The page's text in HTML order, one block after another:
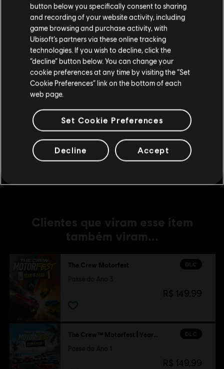
Passe do Ano 1
R$ 149,99
The Crew Motorfest
Pacote de Carros JDM
R$ 34,99
DLC
Pacote Drift
R$ 24,99
Clientes que viram esse item
também viram...
DLC
The Crew Motorfest
R$ 149,99
DLC
R$ 149,99
Visite nossa Store local para fazer sua compra.
Fique na Store atual
Mudar para a loja do país Portugal
button below you specifically consent to sharing
and recording of your website activity, including
game browsing and purchase activity, with
Ubisoft’s partners via these online tracking
technologies. If you wish to decline, click the
“decline” button below. You can change your
cookie preferences at any time by visiting the “Set
Cookie Preferences” link on the bottom of each
web page.
Set Cookie Preferences
Decline Accept